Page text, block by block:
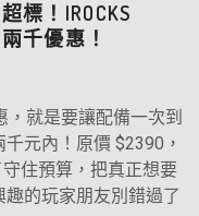
標！IROCKS
千優惠！
，就是要讓配備一次到
元內！原價 $2390，
住預算，把真正想要
的玩家朋友別錯過了